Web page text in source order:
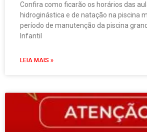
Confira como ficarão os horários das
hidroginástica e de natação na piscina
período de manutenção da piscina
Infantil
LEIA MAIS »